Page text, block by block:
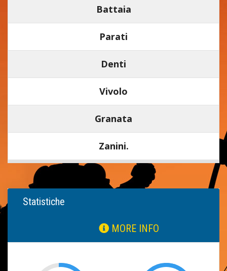
Battaia
Parati
Denti
Vivolo
Granata
Zanini.
Statistiche
MORE INFO